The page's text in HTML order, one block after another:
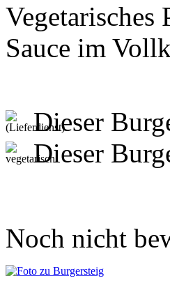
Vegetarisches
Sauce im
Dieser
Dieser
Noch nicht